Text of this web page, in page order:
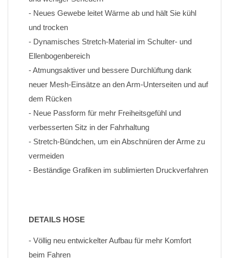
- Neues Gewebe leitet Wärme ab und hält Sie kühl
und trocken
- Dynamisches Stretch-Material im Schulter- und
Ellenbogenbereich
- Atmungsaktiver und bessere Durchlüftung dank
neuer Mesh-Einsätze an den Arm-Unterseiten und auf
dem Rücken
- Neue Passform für mehr Freiheitsgefühl und
verbesserten Sitz in der Fahrhaltung
- Stretch-Bündchen, um ein Abschnüren der Arme zu
vermeiden
- Beständige Grafiken im sublimierten Druckverfahren
DETAILS HOSE
- Völlig neu entwickelter Aufbau für mehr Komfort
beim Fahren